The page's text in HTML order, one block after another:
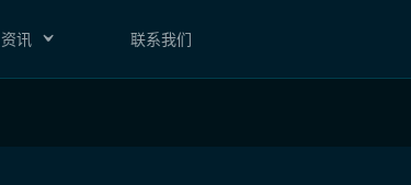
资讯 联系我们